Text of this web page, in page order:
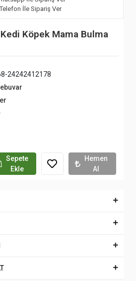
Telefon İle Sipariş Ver
Köpek Mama Bulma
24242412178
Sepete
Ekle
Hemen
Al